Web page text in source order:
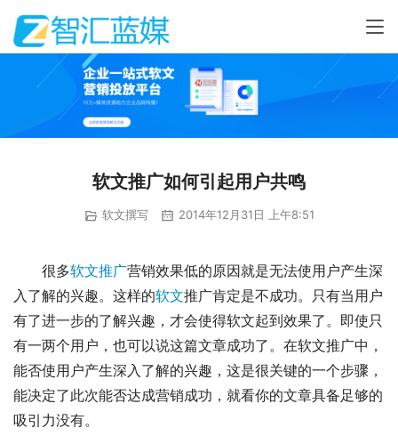
软文推广如何引起用户共鸣
软文撰写 2014年12月31日 上午8:51
很多软文推广营销效果低的原因就是无法使用户产生深
入了解的兴趣。这样的软文推广肯定是不成功。只有当用户
有了进一步的了解兴趣，才会使得软文起到效果了。即使只
有一两个用户，也可以说这篇文章成功了。在软文推广中，
能否使用户产生深入了解的兴趣，这是很关键的一个步骤，
能决定了此次能否达成营销成功，就看你的文章具备足够的
吸引力没有。